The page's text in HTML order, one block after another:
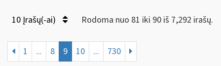
10 Įrašų(-ai) Rodoma nuo 81 iki 90 iš 7,292 irašų.
1 ... 8 9 10 ... 730